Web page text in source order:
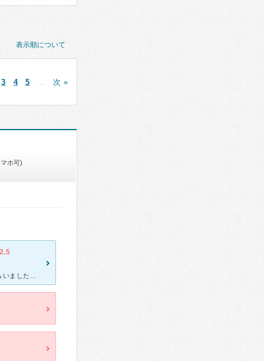
表示順について
3 4 5 次 »
ホ可)